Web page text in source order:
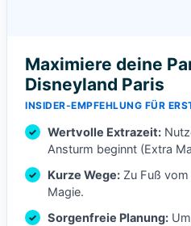
🎭 Der
🎭 Die
🎭 Der
🎭
🎭 Die
🎭 Der
Alle
Maximiere deine
Disneyland Paris
INSIDER-EMPFEHLUNG FÜR
Wertvolle Extrazeit:
Ansturm beginnt (Extra
Kurze Wege: Zu Fuß
Magie.
Sorgenfreie Planung: